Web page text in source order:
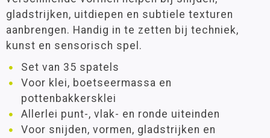
gladstrijken, uitdiepen en subtiele texturen
aanbrengen. Handig in te zetten bij techniek,
kunst en sensorisch spel.
Set van 35 spatels
Voor klei, boetseermassa en
pottenbakkersklei
Allerlei punt-, vlak- en ronde uiteinden
Voor snijden, vormen, gladstrijken en